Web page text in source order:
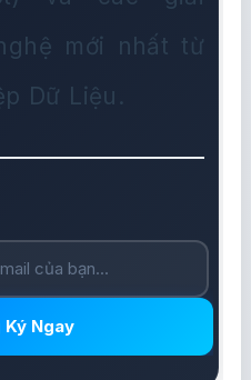
mới nhất từ
Dữ Liệu.
Ngay